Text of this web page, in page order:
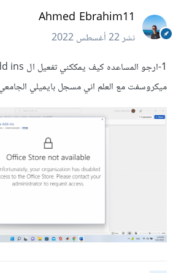
Ahmed Ebrahim11
نشر22 أغسطس 2022
ميكروسفت مع العلم اني مسجل بايميلي الجامعي